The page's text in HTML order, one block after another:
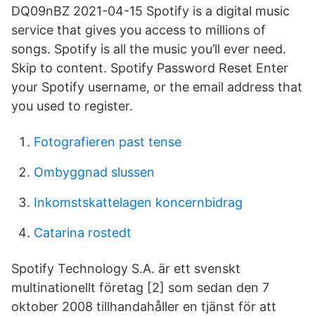
DQ09nBZ 2021-04-15 Spotify is a digital music
service that gives you access to millions of
songs. Spotify is all the music you’ll ever need.
Skip to content. Spotify Password Reset Enter
your Spotify username, or the email address that
you used to register.
Fotografieren past tense
Ombyggnad slussen
Inkomstskattelagen koncernbidrag
Catarina rostedt
Spotify Technology S.A. är ett svenskt
multinationellt företag [2] som sedan den 7
oktober 2008 tillhandahåller en tjänst för att